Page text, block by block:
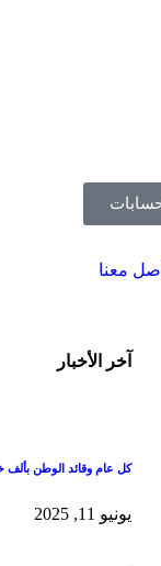
معنا
آخر الأخبار
كل عام وقائد الوطن بألف
يونيو 11, 2025